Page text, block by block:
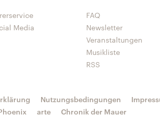
Media
FAQ
Newsletter
Veranstaltungen
Musikliste
RSS
Nutzungsbedingungen
arte Chronik der Mauer